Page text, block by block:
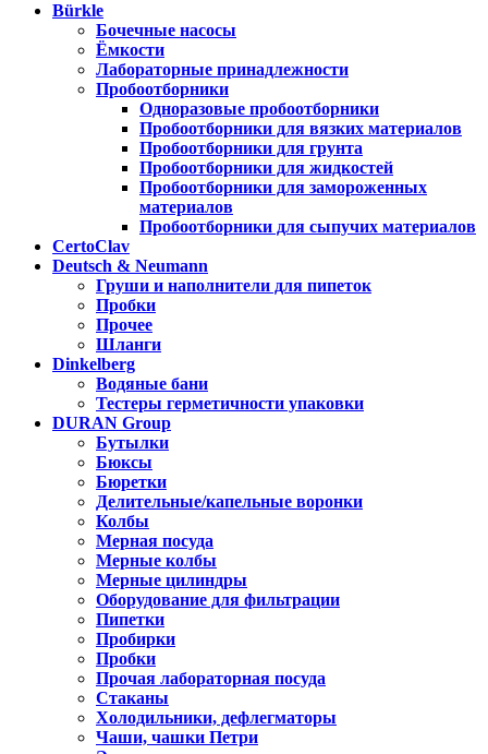
Bürkle
Бочечные насосы
Ёмкости
Лабораторные принадлежности
Пробоотборники
Одноразовые пробоотборники
Пробоотборники для вязких материалов
Пробоотборники для грунта
Пробоотборники для жидкостей
Пробоотборники для замороженных
материалов
Пробоотборники для сыпучих материалов
CertoClav
Deutsch & Neumann
Груши и наполнители для пипеток
Пробки
Прочее
Шланги
Dinkelberg
Водяные бани
Тестеры герметичности упаковки
DURAN Group
Бутылки
Бюксы
Бюретки
Делительные/капельные воронки
Колбы
Мерная посуда
Мерные колбы
Мерные цилиндры
Оборудование для фильтрации
Пипетки
Пробирки
Пробки
Прочая лабораторная посуда
Стаканы
Холодильники, дефлегматоры
Чаши, чашки Петри